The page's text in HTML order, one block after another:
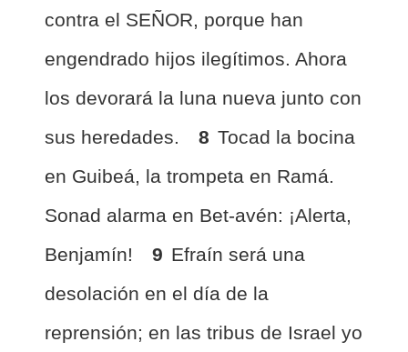
contra el SEÑOR, porque han
engendrado hijos ilegítimos. Ahora
los devorará la luna nueva junto con
sus heredades.
8 Tocad la bocina
en Guibeá, la trompeta en Ramá.
Sonad alarma en Bet-avén: ¡Alerta,
Benjamín!
9 Efraín será una
desolación en el día de la
reprensión; en las tribus de Israel yo